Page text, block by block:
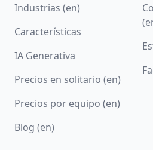
Industrias (en)
Características
IA Generativa
Precios en solitario (en)
Precios por equipo (en)
Blog (en)